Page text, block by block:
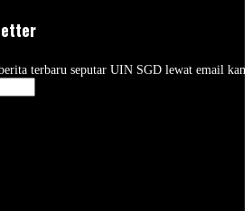
terbaru seputar UIN SGD lewat email